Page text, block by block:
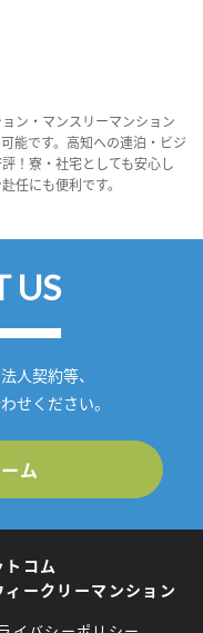
ン・マンスリーマンション
能です。高知への連泊・ビジ
！寮・社宅としても安心し
任にも便利です。
US
人契約等、
せください。
ム
コム
ークリーマンション